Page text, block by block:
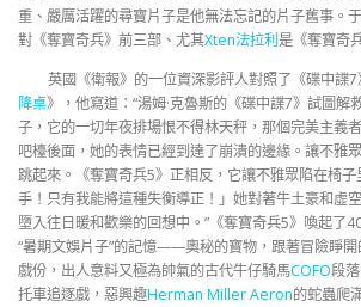
重、嚴厲活躍的尋寶片子是他無法忘記的片子舊事。
對《奪寶奇兵》前三部、尤其Xten法拉利是《奪寶奇
英國《衛報》的一位資深影評人對照了《碟中諜
降桌》，他寫道：“湯姆·克魯斯的《碟中諜7》試圖解
子，它的一切年夜排場恨不得林天秤，那個完美主義
吧檯後面，她的表情已經到達了崩潰的邊緣。讓不雅
跳起來。《奪寶奇兵5》正相反，它讓不雅眾陷在椅
手！只有我能將這種失衡導正！」她對著牛土豪和虛
墮入往日暖和歡樂的回想中。”《奪寶奇兵5》喚起了
“暑期文娛片子”的記憶——奧秘的寶物，跟著冒險睜
戲份，出人意料又極為帥氣的古代牛仔騎馬COFO段
托車追逐戲，惡興趣Herman Miller Aeron的蛇蟲爬